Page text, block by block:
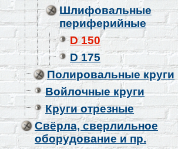
Шлифовальные
периферийные
D 150
D 175
Полировальные круги
Войлочные круги
Круги отрезные
Свёрла, сверлильное
оборудование и пр.